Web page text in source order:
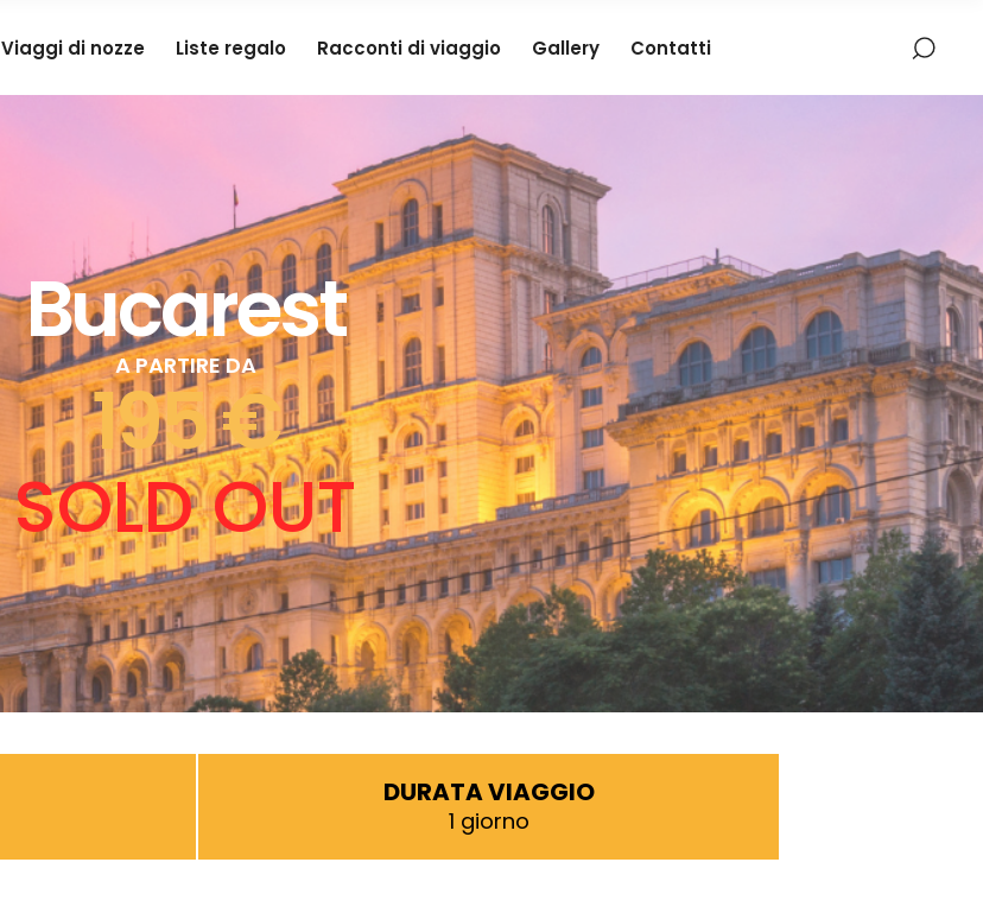
Viaggi di nozze Liste regalo Racconti di viaggio Gallery Contatti
Bucarest
A PARTIRE DA
195 €
SOLD OUT
DURATA VIAGGIO
1 giorno